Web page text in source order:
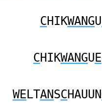
CHIKWANGU
CHIKWANGUE
WE LTANSCHAUUN